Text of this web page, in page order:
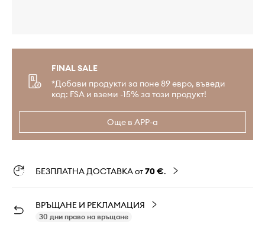
FINAL SALE
*Добави продукти за поне 89 евро, въведи
код: FSA и вземи -15% за този продукт!
Още в APP-а
БЕЗПЛАТНА ДОСТАВКА от70 €.
ВРЪЩАНЕ И РЕКЛАМАЦИЯ
30 дни право на връщане